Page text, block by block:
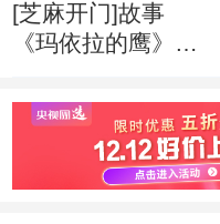
[芝麻开门]故事
《玛依拉的鹰》